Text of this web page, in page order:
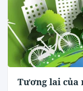
Tương lai của